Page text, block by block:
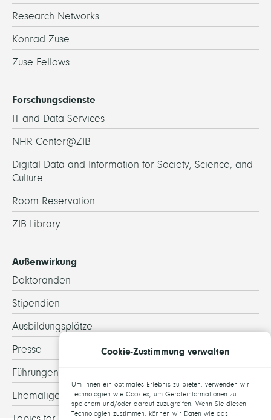
Research Networks
Konrad Zuse
Zuse Fellows
Forschungsdienste
IT and Data Services
NHR Center@ZIB
Digital Data and Information for Society, Science, and
Culture
Room Reservation
ZIB Library
Außenwirkung
Doktoranden
Stipendien
Ausbildungsplätze
Presse
Führungen
Ehemalige
Cookie-Zustimmung verwalten
Um Ihnen ein optimales Erlebnis zu bieten, verwenden wir
Technologien wie Cookies, um Geräteinformationen zu
speichern und/oder darauf zuzugreifen. Wenn Sie diesen
Technologien zustimmen, können wir Daten wie das